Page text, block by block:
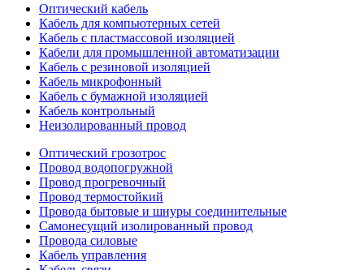
Оптический кабель
Кабель для компьютерных сетей
Кабель с пластмассовой изоляцией
Кабели для промышленной автоматизации
Кабель c резиновой изоляцией
Кабель микрофонный
Кабель с бумажной изоляцией
Кабель контрольный
Неизолированный провод
Оптический грозотрос
Провод водопогружной
Провод прогревочный
Провод термостойкий
Провода бытовые и шнуры соединительные
Самонесущий изолированный провод
Провода силовые
Кабель управления